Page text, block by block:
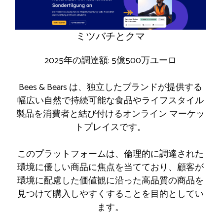
ミツバチとクマ
2025年の調達額: 5億500万ユーロ
Bees & Bears は、独立したブランドが提供する
幅広い自然で持続可能な食品やライフスタイル
製品を消費者と結び付けるオンライン マーケッ
トプレイスです。
このプラットフォームは、倫理的に調達された
環境に優しい商品に焦点を当てており、顧客が
環境に配慮した価値観に沿った高品質の商品を
見つけて購入しやすくすることを目的としてい
ます。